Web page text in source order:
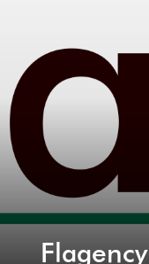
Flagency